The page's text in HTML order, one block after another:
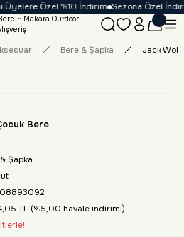
Üyelere Özel %10 İndirim Sezona Özel
Bere & Şapka Jack
Bere
Şapka
TL (%5,00 havale indirimi)